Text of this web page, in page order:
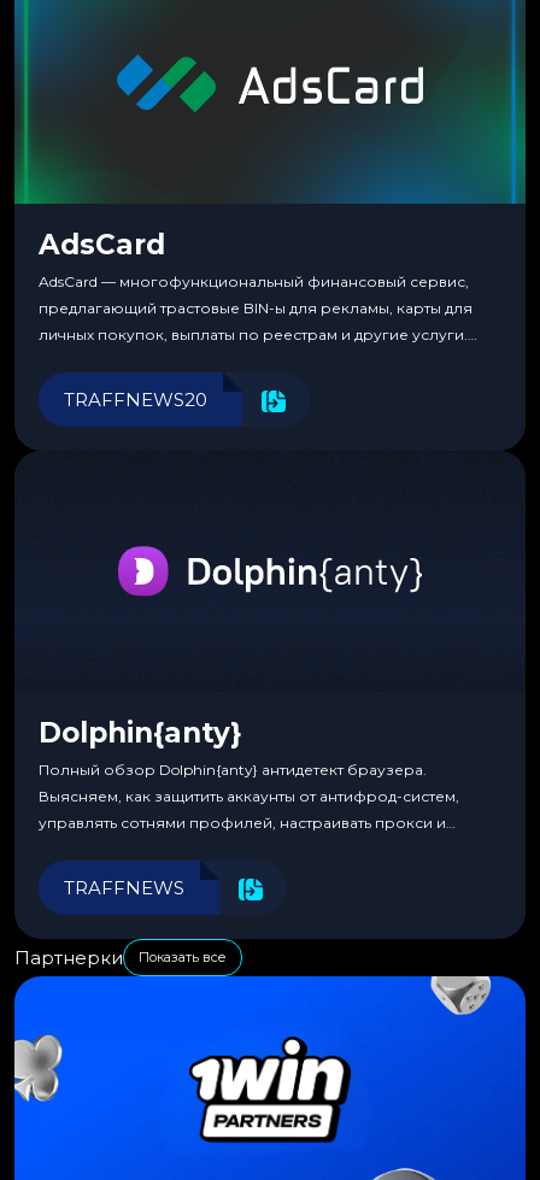
AdsCard
AdsCard — многофункциональный финансовый сервис,
предлагающий трастовые BIN-ы для рекламы, карты для
личных покупок, выплаты по реестрам и другие услуги.
инструменты для управления финансами.
TRAFFNEWS20
Dolphin{anty}
Полный обзор Dolphin{anty} антидетект браузера.
Выясняем, как защитить аккаунты от антифрод-систем,
управлять сотнями профилей, настраивать прокси и
эффективности.
TRAFFNEWS
Партнерки Показать все